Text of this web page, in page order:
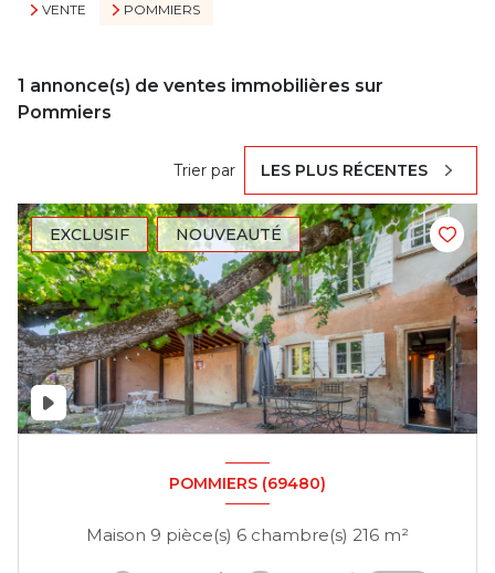
VENTE
POMMIERS
1 annonce(s) de ventes immobilières sur
Pommiers
Trier par LES PLUS RÉCENTES
EXCLUSIF NOUVEAUTÉ
POMMIERS (69480)
Maison 9 pièce(s) 6 chambre(s) 216 m²